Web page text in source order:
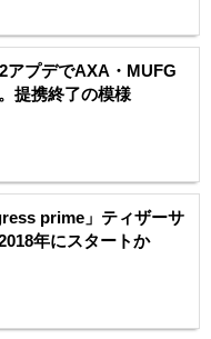
アプデでAXA・MUFG
提携終了の模様
prime」ティザーサ
年にスタートか